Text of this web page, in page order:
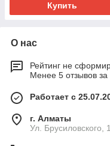
Купить
О нас
Рейтинг не
Менее 5 отзывов за
Работает с
г. Алматы
Ул. Брусиловского,